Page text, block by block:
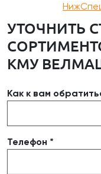
УТОЧНИТЬ
КМУ
Как к вам
Телефон *